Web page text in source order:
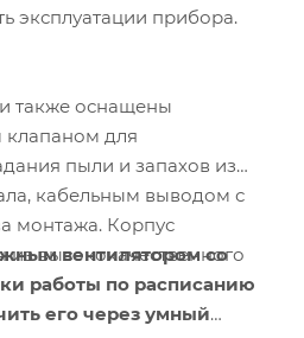
эксплуатации прибора.
также оснащены
для
пыли и запахов из
кабельным выводом с
монтажа. Корпус
из высококачественного
вентилятором со
работы по расписанию
его через умный